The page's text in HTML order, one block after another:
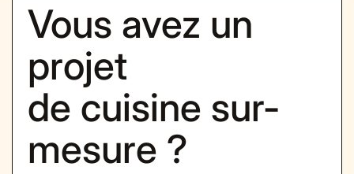
Vous avez un
projet
de cuisine sur-
mesure ?